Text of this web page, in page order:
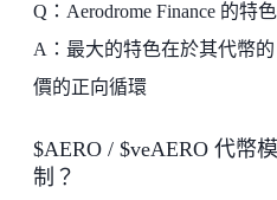
Q：Aerodrome Finance 的特
A：最大的特色在於其代幣
價的正向循環
$AERO / $veAERO 代幣
制？